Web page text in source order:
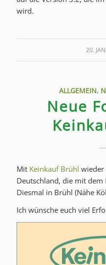
wird.
20.
ALLGEMEIN,
Neue
Mit Keinkauf Brühl wieder
Deutschland, die mit dem
Diesmal in Brühl (Nähe
Ich wünsche euch viel